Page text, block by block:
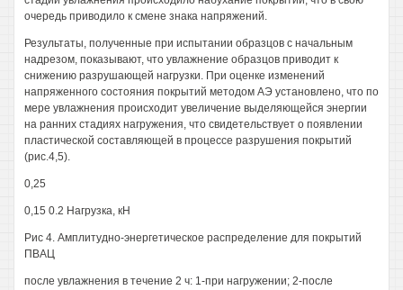
очередь приводило к смене знака напряжений.
Результаты, полученные при испытании образцов с начальным
надрезом, показывают, что увлажнение образцов приводит к
снижению разрушающей нагрузки. При оценке изменений
напряженного состояния покрытий методом АЭ установлено, что по
мере увлажнения происходит увеличение выделяющейся энергии
на ранних стадиях нагружения, что свидетельствует о появлении
пластической составляющей в процессе разрушения покрытий
(рис.4,5).
0,25
0,15 0.2 Нагрузка, кН
Рис 4. Амплитудно-энергетическое распределение для покрытий
ПВАЦ
после увлажнения в течение 2 ч: 1-при нагружении; 2-после